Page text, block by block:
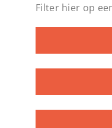
Filter hier op